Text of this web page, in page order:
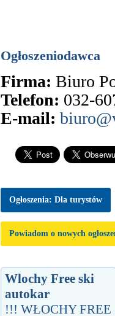
Ogłoszeniodawca
Firma: Biuro
Telefon: 032-
E-mail:
Ogłoszenia: Dla turystów
Powiadom o nowych
Wlochy Free ski
autokar
!!! WŁOCHY FREE